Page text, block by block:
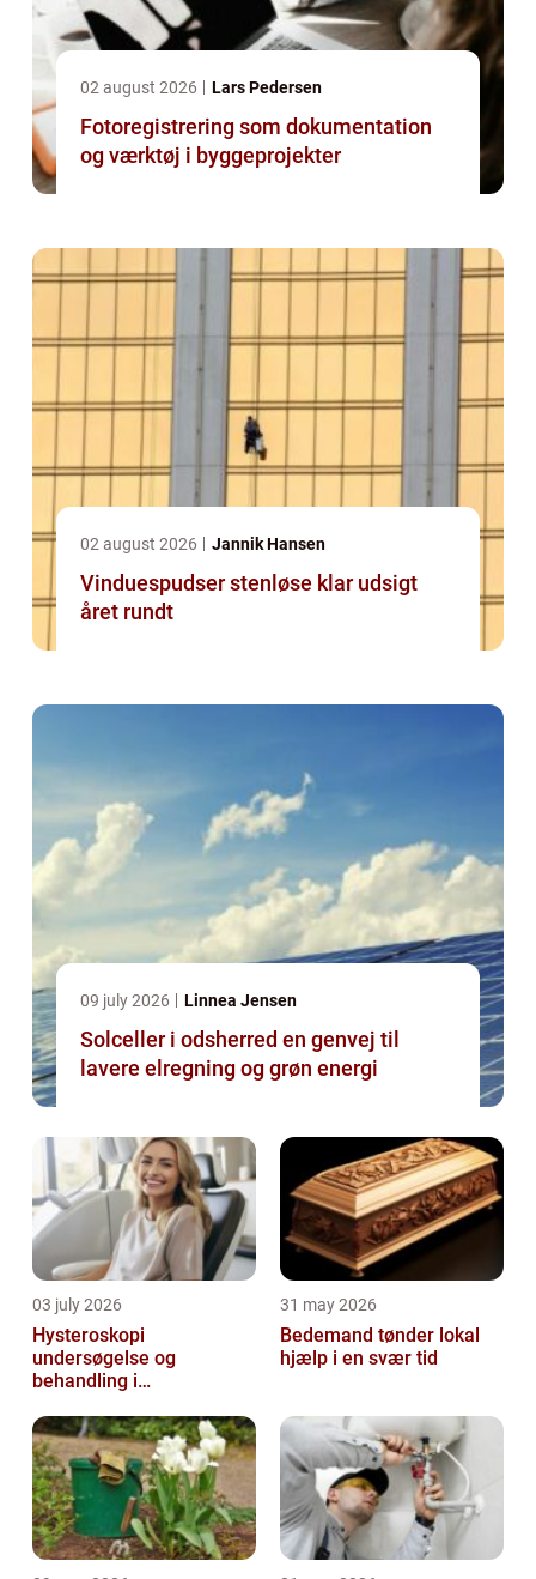
02 august 2026 Lars Pedersen
Fotoregistrering som dokumentation
og værktøj i byggeprojekter
02 august 2026 Jannik Hansen
Vinduespudser stenløse klar udsigt
året rundt
09 july 2026 Linnea Jensen
Solceller i odsherred en genvej til
lavere elregning og grøn energi
03 july 2026
Hysteroskopi
undersøgelse og
behandling i
31 may 2026
Bedemand tønder lokal
hjælp i en svær tid